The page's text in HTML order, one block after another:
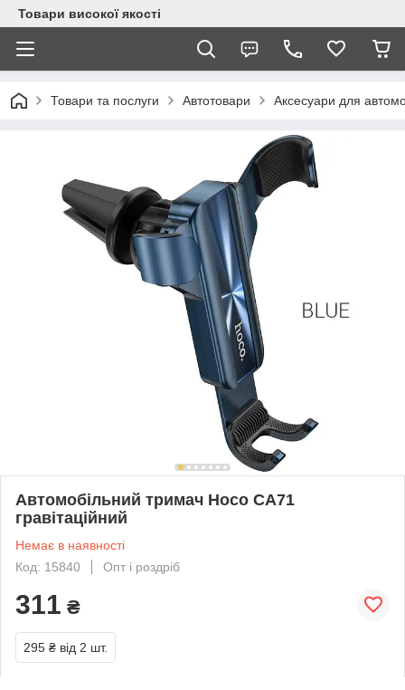
Товари високої якості
Товари та послуги Автотовари Аксесуари для
Автомобільний тримач Hoco CA71
гравітаційний
Немає в наявності
Код: 15840
Опт і роздріб
311 ₴
295 ₴ від 2 шт.